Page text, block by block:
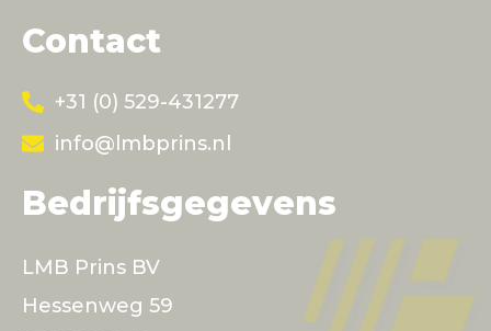
Contact
+31 (0) 529-431277
info@lmbprins.nl
Bedrijfsgegevens
LMB Prins BV
Hessenweg 59